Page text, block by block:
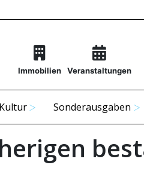
Immobilien Veranstaltungen
Kultur Sonderausgaben